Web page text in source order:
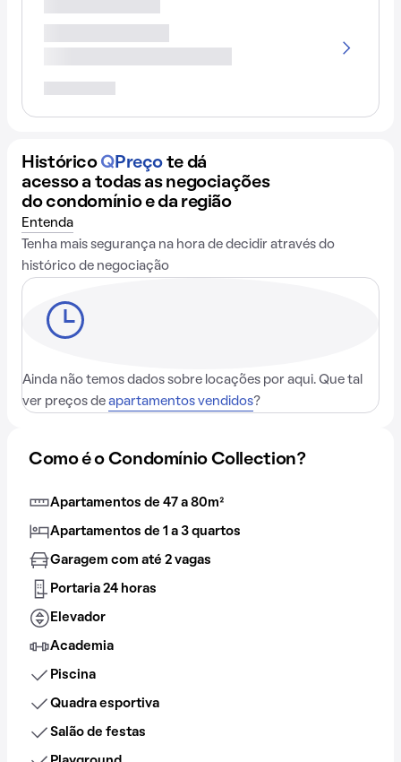
Histórico QPreço te dá
acesso a todas as negociações
do condomínio e da região
Entenda
Tenha mais segurança na hora de decidir através do
histórico de negociação
Ainda não temos dados sobre locações por aqui. Que tal
ver preços de apartamentos vendidos?
Como é o Condomínio Collection?
Apartamentos de 47 a 80m²
Apartamentos de 1 a 3 quartos
Garagem com até 2 vagas
Portaria 24 horas
Elevador
Academia
Piscina
Quadra esportiva
Salão de festas